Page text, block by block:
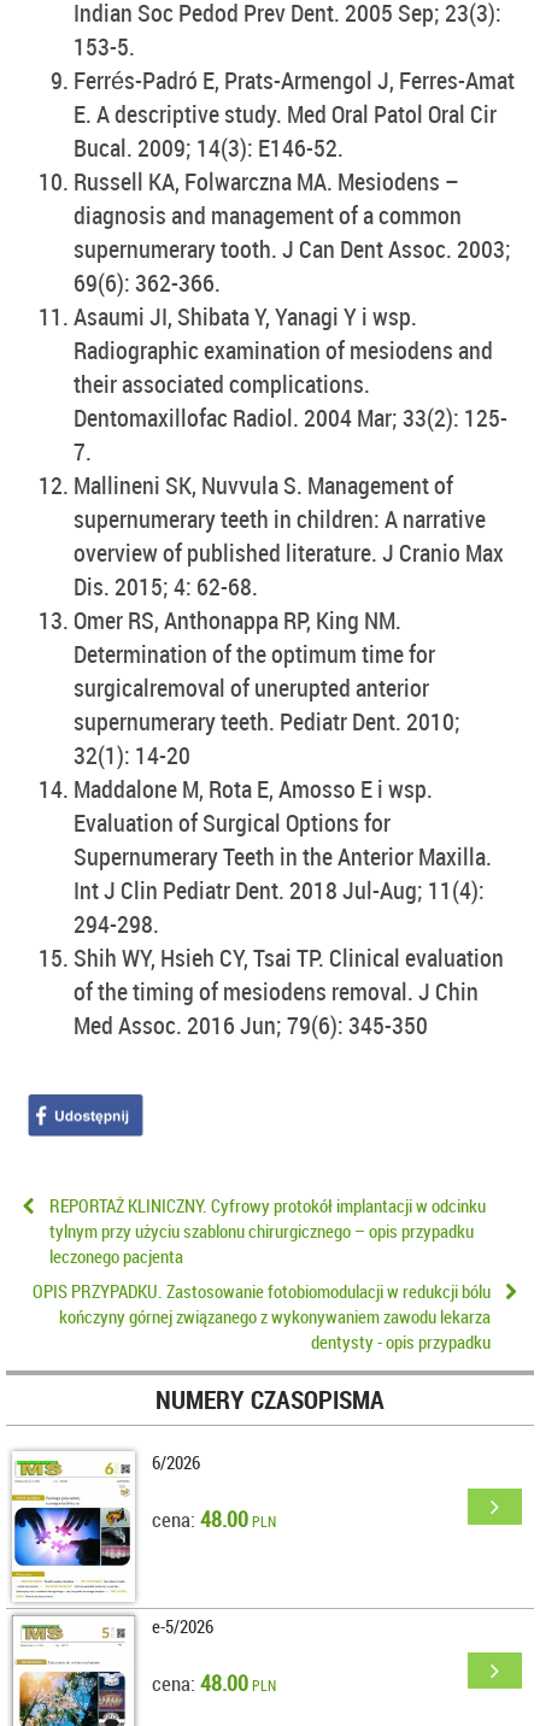
Indian Soc Pedod Prev Dent. 2005 Sep; 23(3):
153-5.
Ferrés-Padró E, Prats-Armengol J, Ferres-Amat
E. A descriptive study. Med Oral Patol Oral Cir
Bucal. 2009; 14(3): E146-52.
Russell KA, Folwarczna MA. Mesiodens –
diagnosis and management of a common
supernumerary tooth. J Can Dent Assoc. 2003;
69(6): 362-366.
Asaumi JI, Shibata Y, Yanagi Y i wsp.
Radiographic examination of mesiodens and
their associated complications.
Dentomaxillofac Radiol. 2004 Mar; 33(2): 125-
7.
Mallineni SK, Nuvvula S. Management of
supernumerary teeth in children: A narrative
overview of published literature. J Cranio Max
Dis. 2015; 4: 62-68.
Omer RS, Anthonappa RP, King NM.
Determination of the optimum time for
surgicalremoval of unerupted anterior
supernumerary teeth. Pediatr Dent. 2010;
32(1): 14-20
Maddalone M, Rota E, Amosso E i wsp.
Evaluation of Surgical Options for
Supernumerary Teeth in the Anterior Maxilla.
Int J Clin Pediatr Dent. 2018 Jul-Aug; 11(4):
294-298.
Shih WY, Hsieh CY, Tsai TP. Clinical evaluation
of the timing of mesiodens removal. J Chin
Med Assoc. 2016 Jun; 79(6): 345-350
REPORTAŻ KLINICZNY. Cyfrowy protokół implantacji w odcinku
tylnym przy użyciu szablonu chirurgicznego – opis przypadku
leczonego pacjenta
OPIS PRZYPADKU. Zastosowanie fotobiomodulacji w redukcji bólu
kończyny górnej związanego z wykonywaniem zawodu lekarza
dentysty - opis przypadku
NUMERY CZASOPISMA
6/2026
cena: 48.00PLN
e-5/2026
cena: 48.00PLN